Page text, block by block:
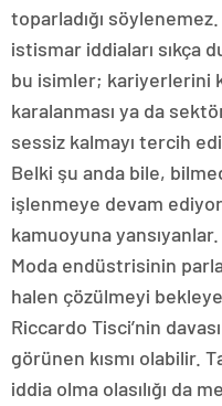
toparladığı
istismar iddiaları sıkça
bu isimler; kariyerlerini
karalanması ya da
sessiz kalmayı tercih
Belki şu anda bile,
işlenmeye devam
kamuoyuna yansıyanlar.
Moda endüstrisinin
halen çözülmeyi
Riccardo Tisci’nin
görünen kısmı olabilir.
iddia olma olasılığı da